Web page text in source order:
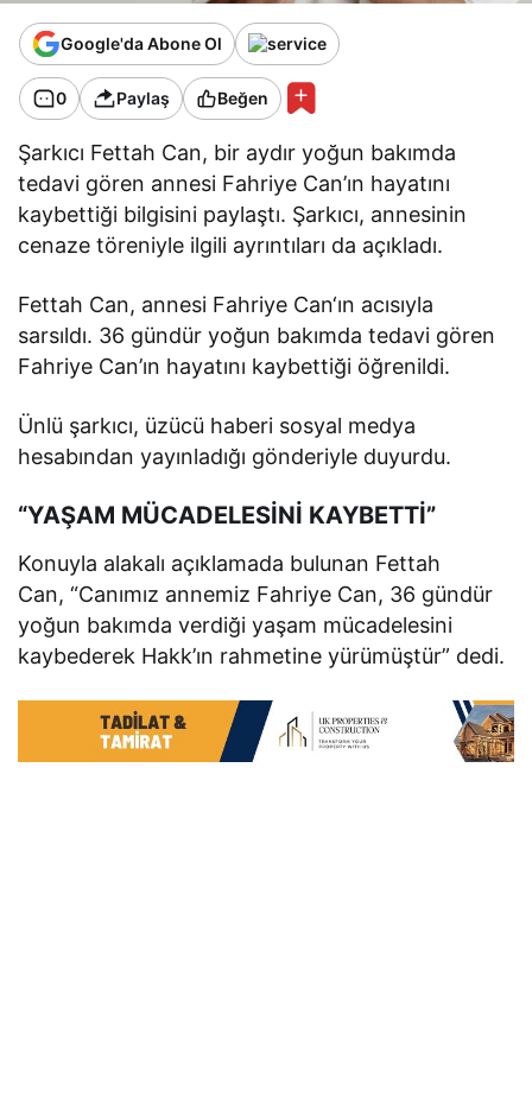
Google'da Abone Ol
0 Paylaş Beğen
Şarkıcı Fettah Can, bir aydır yoğun bakımda
tedavi gören annesi Fahriye Can’ın hayatını
kaybettiği bilgisini paylaştı. Şarkıcı, annesinin
cenaze töreniyle ilgili ayrıntıları da açıkladı.
Fettah Can, annesi Fahriye Can‘ın acısıyla
sarsıldı. 36 gündür yoğun bakımda tedavi gören
Fahriye Can’ın hayatını kaybettiği öğrenildi.
Ünlü şarkıcı, üzücü haberi sosyal medya
hesabından yayınladığı gönderiyle duyurdu.
“YAŞAM MÜCADELESİNİ KAYBETTİ”
Konuyla alakalı açıklamada bulunan Fettah
Can, “Canımız annemiz Fahriye Can, 36 gündür
yoğun bakımda verdiği yaşam mücadelesini
kaybederek Hakk’ın rahmetine yürümüştür” dedi.